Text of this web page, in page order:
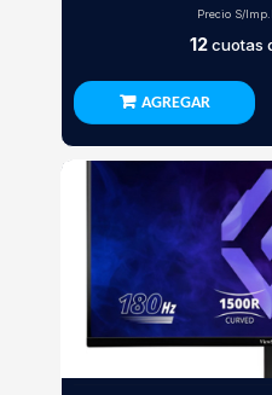
Precio S/
12cuotas
AGREGAR